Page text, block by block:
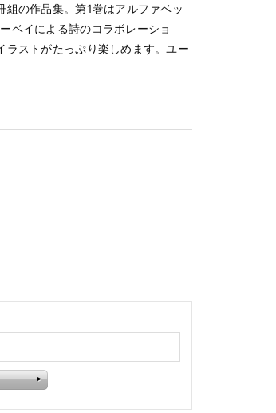
の作品集。第1巻はアルファベッ
ベイによる詩のコラボレーショ
ラストがたっぷり楽しめます。ユー